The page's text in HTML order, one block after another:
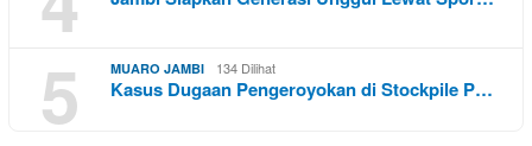
5 MUARO JAMBI 134 Dilihat
Kasus Dugaan Pengeroyokan di Stockpile P…